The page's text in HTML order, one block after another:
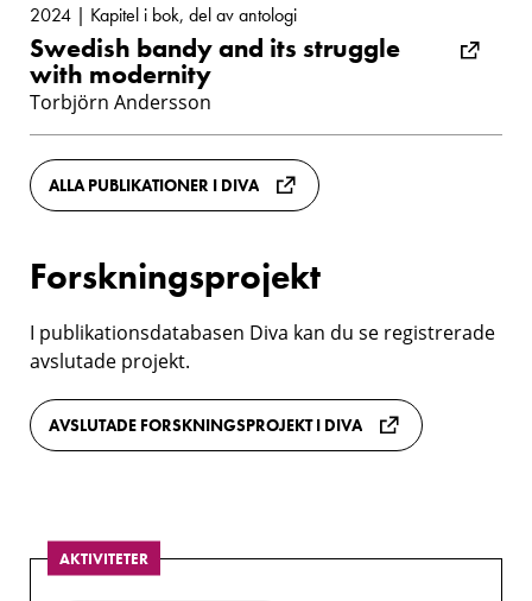
2024 | Kapitel i bok, del av antologi
Swedish bandy and its struggle
with modernity
Torbjörn Andersson
ALLA PUBLIKATIONER I DIVA
Forskningsprojekt
I publikationsdatabasen Diva kan du se registrerade
avslutade projekt.
AVSLUTADE FORSKNINGSPROJEKT I DIVA
AKTIVITETER